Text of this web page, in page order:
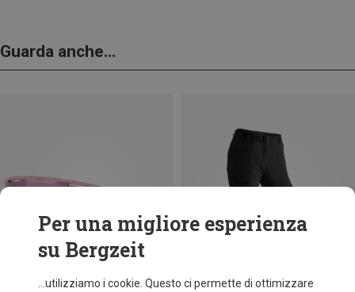
Guarda anche...
Per una migliore esperienza
su Bergzeit
...utilizziamo i cookie. Questo ci permette di ottimizzare